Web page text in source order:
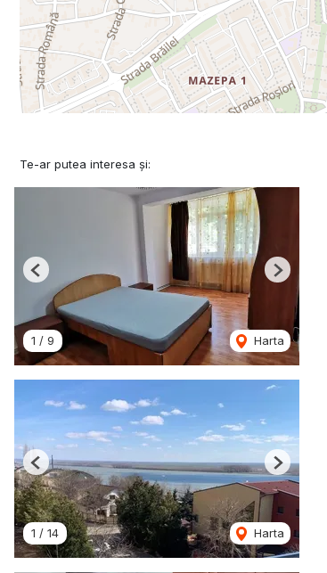
Te-ar putea interesa și:
1 / 9 Harta
Previous Next
1 / 14 Harta
Previous Next